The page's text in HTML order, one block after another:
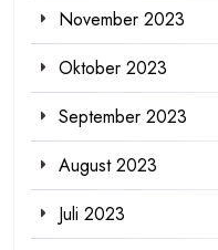
November 2023
Oktober 2023
September 2023
August 2023
Juli 2023